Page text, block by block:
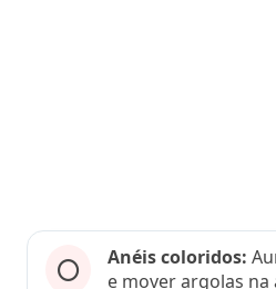
⭕ Anéis coloridos:
e mover argolas na